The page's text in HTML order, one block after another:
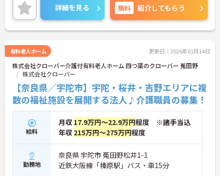
ご興味がある方は是非一度マイナビまでお問い合わ
せ下さい。さらに詳細などお伝えします！
詳細を見る 無料 紹介してもらう
有料老人ホーム 更新日：2026年01月14日
株式会社クローバー介護付有料老人ホーム 四つ葉のクローバー 菟田野
株式会社クローバー
【奈良県／宇陀市】宇陀・桜井・吉野エリアに複
数の福祉施設を展開する法人♪介護職員の募集！
給料
月収 17.9万円～22.9万円程度 ※諸手当込
年収 215万円～275万円程度
勤務地
奈良県 宇陀市 菟田野松井1-1
近鉄大阪線「榛原駅」バス・車15分